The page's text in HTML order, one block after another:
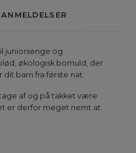
ANMELDELSER
juniorsenge og
økologisk bomuld, der
barn fra første nat.
af og på takket være
er derfor meget nemt at